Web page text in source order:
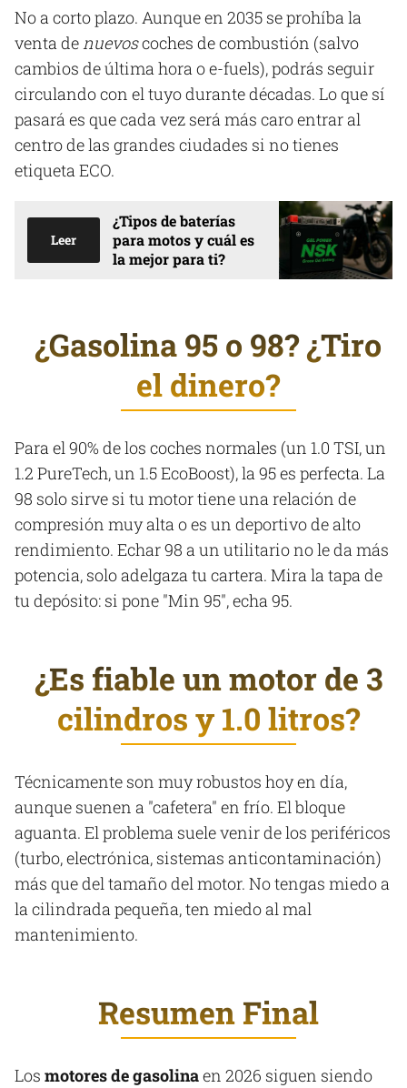
No a corto plazo. Aunque en 2035 se prohíba la
venta de nuevoscoches de combustión (salvo
cambios de última hora o e-fuels), podrás seguir
circulando con el tuyo durante décadas. Lo que sí
pasará es que cada vez será más caro entrar al
centro de las grandes ciudades si no tienes
etiqueta ECO.
Leer
¿Tipos de baterías
para motos y cuál es
la mejor para ti?
¿Gasolina 95 o 98? ¿Tiro
el dinero?
Para el 90% de los coches normales (un 1.0 TSI, un
1.2 PureTech, un 1.5 EcoBoost), la 95 es perfecta. La
98 solo sirve si tu motor tiene una relación de
compresión muy alta o es un deportivo de alto
rendimiento. Echar 98 a un utilitario no le da más
potencia, solo adelgaza tu cartera. Mira la tapa de
tu depósito: si pone "Min 95", echa 95.
¿Es fiable un motor de 3
cilindros y 1.0 litros?
Técnicamente son muy robustos hoy en día,
aunque suenen a "cafetera" en frío. El bloque
aguanta. El problema suele venir de los periféricos
(turbo, electrónica, sistemas anticontaminación)
más que del tamaño del motor. No tengas miedo a
la cilindrada pequeña, ten miedo al mal
mantenimiento.
Resumen Final
Los motores de gasolinaen 2026 siguen siendo